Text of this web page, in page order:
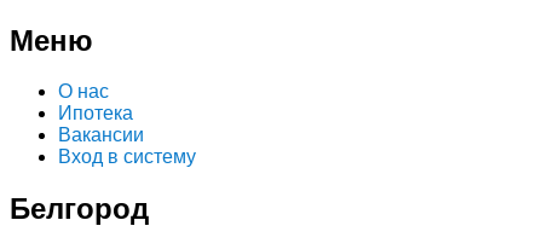
Меню
О нас
Ипотека
Вакансии
Вход в систему
Белгород